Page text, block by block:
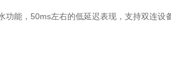
能，50ms左右的低延迟表现，支持双连设